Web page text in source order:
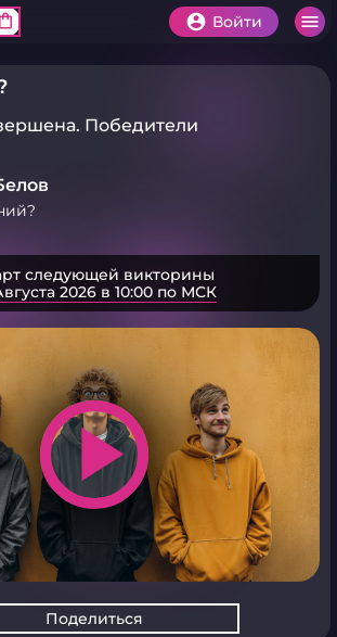
shopping_bag Войти
Победители
следующей викторины
2026 в 10:00 по МСК
play_arrow
Поделиться